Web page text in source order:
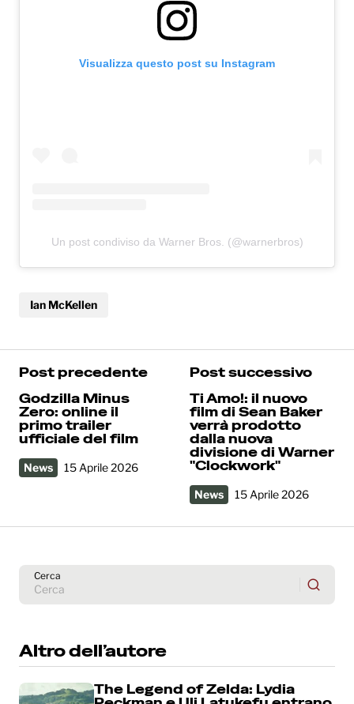
Visualizza questo post su Instagram
Un post condiviso da Warner Bros. (@warnerbros)
Ian McKellen
Post precedente
Godzilla Minus
Zero: online il
primo trailer
ufficiale del film
News 15 Aprile 2026
Post successivo
Ti Amo!: il nuovo
film di Sean Baker
verrà prodotto
dalla nuova
divisione di Warner
"Clockwork"
News 15 Aprile 2026
Cerca
Altro dell’autore
The Legend of Zelda: Lydia